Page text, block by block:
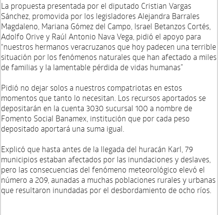
La propuesta presentada por el diputado Cristian Vargas
Sánchez, promovida por los legisladores Alejandra Barrales
Magdaleno, Mariana Gómez del Campo, Israel Betanzos Cortés,
Adolfo Orive y Raúl Antonio Nava Vega, pidió el apoyo para
“nuestros hermanos veracruzanos que hoy padecen una terrible
situación por los fenómenos naturales que han afectado a miles
de familias y la lamentable pérdida de vidas humanas”
Pidió no dejar solos a nuestros compatriotas en estos
momentos que tanto lo necesitan. Los recursos aportados se
depositarán en la cuenta 3030 sucursal 100 a nombre de
Fomento Social Banamex, institución que por cada peso
depositado aportará una suma igual.
Explicó que hasta antes de la llegada del huracán Karl, 79
municipios estaban afectados por las inundaciones y deslaves,
pero las consecuencias del fenómeno meteorológico elevó el
número a 209, aunadas a muchas poblaciones rurales y urbanas
que resultaron inundadas por el desbordamiento de ocho ríos.